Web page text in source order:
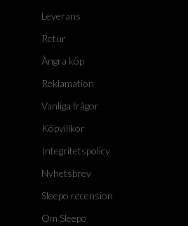
Leverans
Retur
Ångra köp
Reklamation
Vanliga frågor
Köpvillkor
Integritetspolicy
Nyhetsbrev
Sleepo recension
Om Sleepo